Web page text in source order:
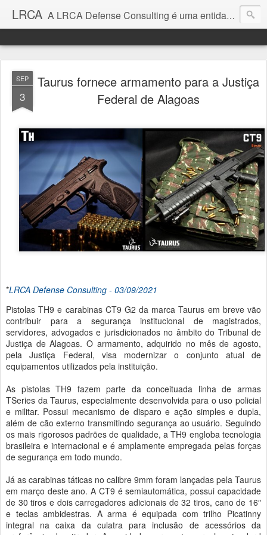
LRCA A LRCA Defense Consulting é uma entidade sem fins lucrativos que se dedica a produzir e divulgar notícias e análises sobre as Empresas de Defesa. Não somos jornalistas e nem este é um blog jornalístico.
SEP
3
Taurus fornece armamento para a Justiça
Federal de Alagoas
*LRCA Defense Consulting - 03/09/2021
Pistolas TH9 e carabinas CT9 G2 da marca Taurus em breve vão
contribuir para a segurança institucional de magistrados,
servidores, advogados e jurisdicionados no âmbito do Tribunal de
Justiça de Alagoas. O armamento, adquirido no mês de agosto,
pela Justiça Federal, visa modernizar o conjunto atual de
equipamentos utilizados pela instituição.
As pistolas TH9 fazem parte da conceituada linha de armas
TSeries da Taurus, especialmente desenvolvida para o uso policial
e militar. Possui mecanismo de disparo e ação simples e dupla,
além de cão externo transmitindo segurança ao usuário. Seguindo
os mais rigorosos padrões de qualidade, a TH9 engloba tecnologia
brasileira e internacional e é amplamente empregada pelas forças
de segurança em todo mundo.
Já as carabinas táticas no calibre 9mm foram lançadas pela Taurus
em março deste ano. A CT9 é semiautomática, possui capacidade
de 30 tiros e dois carregadores adicionais de 32 tiros, cano de 16″
e teclas ambidestras. A arma é equipada com trilho Picatinny
integral na caixa da culatra para inclusão de acessórios da